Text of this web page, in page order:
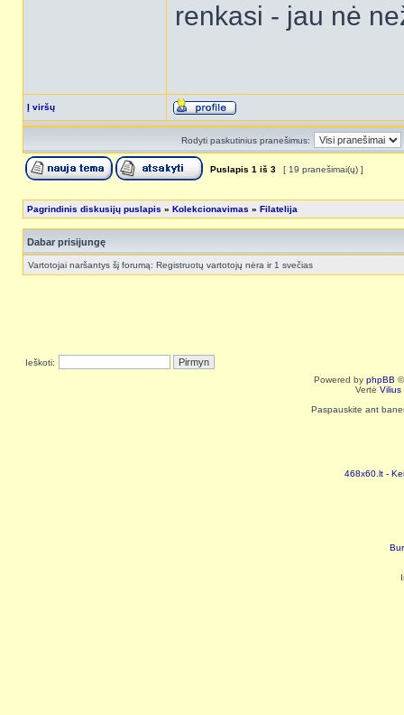
renkasi - jau nė
Į viršų
Rodyti paskutinius pranešimus:
Puslapis 1 iš 3 [ 19 pranešimai(ų) ]
Pagrindinis diskusijų puslapis » Kolekcionavimas » Filatelija
Dabar prisijungę
Vartotojai naršantys šį forumą: Registruotų vartotojų nėra ir 1 svečias
Ieškoti:
Powered by phpBB
Vertė Vilius
Paspauskite ant
468x60.lt -